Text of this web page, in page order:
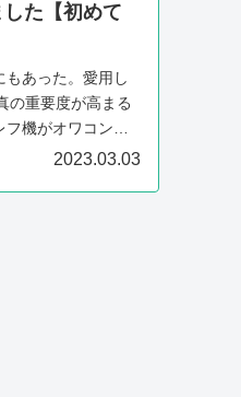
た【初めて
あった。愛用し
の重要度が高まる
機がオワコンに
2023.03.03